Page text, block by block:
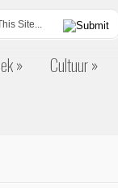
Cultuur